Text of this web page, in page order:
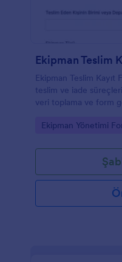
Ekipman Teslim
Ekipman Teslim
teslim ve iade
veri toplama ve form
Go to Category:
Ekipman Yönetimi